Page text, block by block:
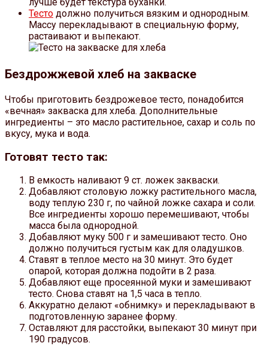
Тесто должно получиться вязким и однородным.
Массу перекладывают в специальную форму,
растаивают и выпекают.
Бездрожжевой хлеб на закваске
Чтобы приготовить бездрожевое тесто, понадобится
«вечная» закваска для хлеба. Дополнительные
ингредиенты – это масло растительное, сахар и соль по
вкусу, мука и вода.
Готовят тесто так:
В емкость наливают 9 ст. ложек закваски.
Добавляют столовую ложку растительного масла,
воду теплую 230 г, по чайной ложке сахара и соли.
Все ингредиенты хорошо перемешивают, чтобы
масса была однородной.
Добавляют муку 500 г и замешивают тесто. Оно
должно получиться густым как для оладушков.
Ставят в теплое место на 30 минут. Это будет
опарой, которая должна подойти в 2 раза.
Добавляют еще просеянной муки и замешивают
тесто. Снова ставят на 1,5 часа в тепло.
Аккуратно делают «обнимку» и перекладывают в
подготовленную заранее форму.
Оставляют для расстойки, выпекают 30 минут при
190 градусов.